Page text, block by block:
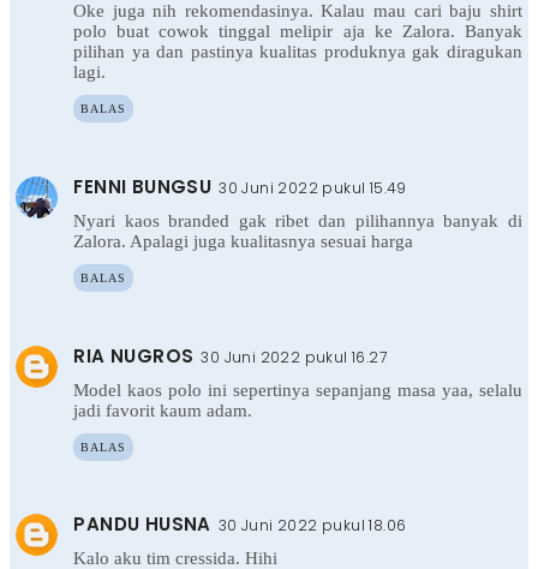
Oke juga nih rekomendasinya. Kalau mau cari baju shirt
polo buat cowok tinggal melipir aja ke Zalora. Banyak
pilihan ya dan pastinya kualitas produknya gak diragukan
lagi.
BALAS
FENNI BUNGSU 30 Juni 2022 pukul 15.49
Nyari kaos branded gak ribet dan pilihannya banyak di
Zalora. Apalagi juga kualitasnya sesuai harga
BALAS
RIA NUGROS 30 Juni 2022 pukul 16.27
Model kaos polo ini sepertinya sepanjang masa yaa, selalu
jadi favorit kaum adam.
BALAS
PANDU HUSNA 30 Juni 2022 pukul 18.06
Kalo aku tim cressida. Hihi